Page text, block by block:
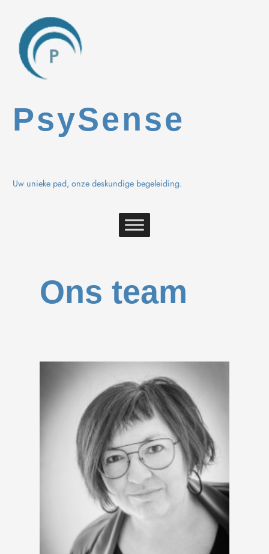
naar
inhoud
PsySense
Uw unieke pad, onze deskundige begeleiding.
Ons team